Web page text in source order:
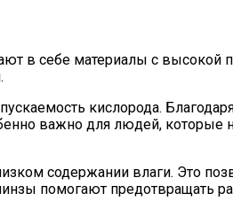
в себе материалы с высокой
кислорода.
важно для людей, которые
содержании влаги. Это
помогают предотвращать